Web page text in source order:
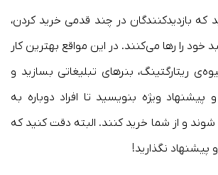
که بازدیدکنندگان در چند قدمی خرید کردن،
خود را رها می‌کنند. در این مواقع بهترین کار
ریتارگتینگ، بنرهای تبلیغاتی بسازید و
ویژه بنویسید تا افراد دوباره به
و از شما خرید کنند. البته دقت کنید که
نگذارید‌!